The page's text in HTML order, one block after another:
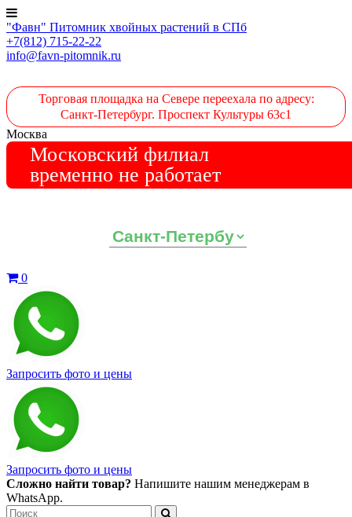
"Фавн" Питомник хвойных растений в СПб
+7(812) 715-22-22
info@favn-pitomnik.ru
Торговая площадка на Севере переехала по адресу:
Санкт-Петербург. Проспект Культуры 63с1
Москва
Московский филиал
временно не работает
0
Запросить фото и цены
Запросить фото и цены
Сложно найти товар? Напишите нашим менеджерам в
WhatsApp.